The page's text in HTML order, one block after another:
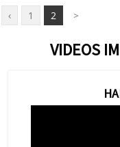
‹ 1 2 >
VIDEOS